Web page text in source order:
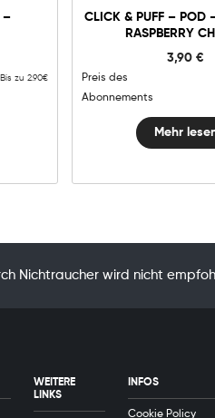
–
Bis zu 2.90€
CLICK & PUFF – POD
RASPBERRY
3,90€
Preis des
Abonnements
Mehr
Nichtraucher wird nicht
WEITERE
LINKS
INFOS
Cookie Policy